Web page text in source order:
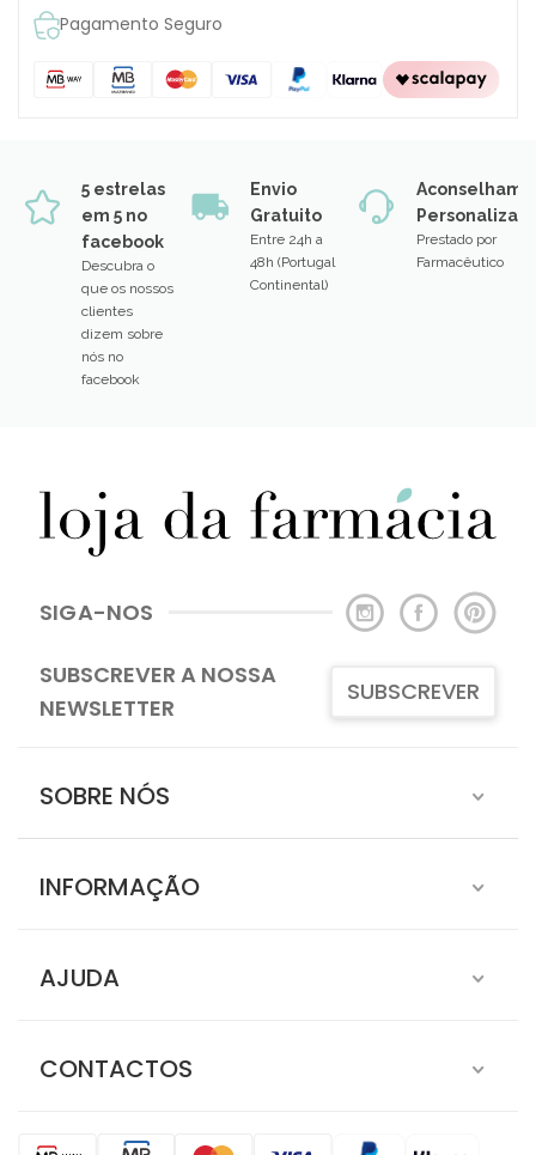
Pagamento Seguro
5 estrelas
em 5 no
facebook
Descubra o
que os nossos
clientes
dizem sobre
nós no
facebook
Envio
Gratuito
Entre 24h a
48h (Portugal
Continental)
Prestado por
Farmacêutico
SIGA-NOS
SUBSCREVER A NOSSA
NEWSLETTER
SUBSCREVER
SOBRE NÓS
INFORMAÇÃO
AJUDA
CONTACTOS